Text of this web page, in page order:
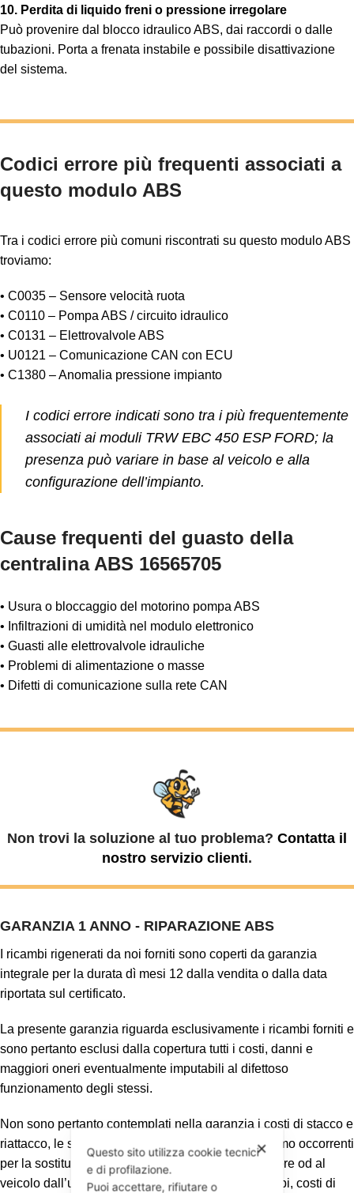
10. Perdita di liquido freni o pressione irregolare
Può provenire dal blocco idraulico ABS, dai raccordi o dalle
tubazioni. Porta a frenata instabile e possibile disattivazione
del sistema.
Codici errore più frequenti associati a
questo modulo ABS
Tra i codici errore più comuni riscontrati su questo modulo ABS
troviamo:
• C0035 – Sensore velocità ruota
• C0110 – Pompa ABS / circuito idraulico
• C0131 – Elettrovalvole ABS
• U0121 – Comunicazione CAN con ECU
• C1380 – Anomalia pressione impianto
I codici errore indicati sono tra i più frequentemente
associati ai moduli TRW EBC 450 ESP FORD; la
presenza può variare in base al veicolo e alla
configurazione dell’impianto.
Cause frequenti del guasto della
centralina ABS 16565705
• Usura o bloccaggio del motorino pompa ABS
• Infiltrazioni di umidità nel modulo elettronico
• Guasti alle elettrovalvole idrauliche
• Problemi di alimentazione o masse
• Difetti di comunicazione sulla rete CAN
Non trovi la soluzione al tuo problema? Contatta il
nostro servizio clienti.
GARANZIA 1 ANNO - RIPARAZIONE ABS
I ricambi rigenerati da noi forniti sono coperti da garanzia
integrale per la durata dì mesi 12 dalla vendita o dalla data
riportata sul certificato.
La presente garanzia riguarda esclusivamente i ricambi forniti e
sono pertanto esclusi dalla copertura tutti i costi, danni e
maggiori oneri eventualmente imputabili al difettoso
funzionamento degli stessi.
Non sono pertanto contemplati nella garanzia i costi di stacco e
riattacco, le spese di trasporto, i materiali dì consumo occorrenti
per la sostituzione, eventuali danni arrecati al motore od al
veicolo dall’utilizzo corretto od improprio dei ricambi, costi di
✕
Questo sito utilizza cookie tecnici
e di profilazione.
Puoi accettare, rifiutare o